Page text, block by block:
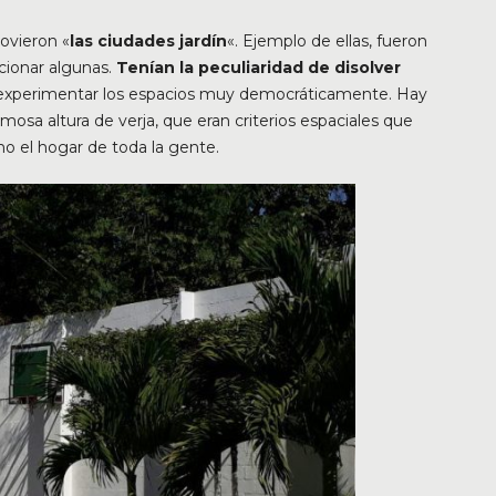
«las ciudades jardín«. Ejemplo de ellas, fueron
algunas. Tenían la peculiaridad de disolver
los espacios muy democráticamente. Hay
altura de verja, que eran criterios espaciales que
el hogar de toda la gente.